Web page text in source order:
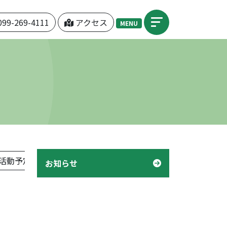
269-4111 アクセス MENU
動予定表」 機関紙「つぼみ」 デイケア「様子」
お知らせ